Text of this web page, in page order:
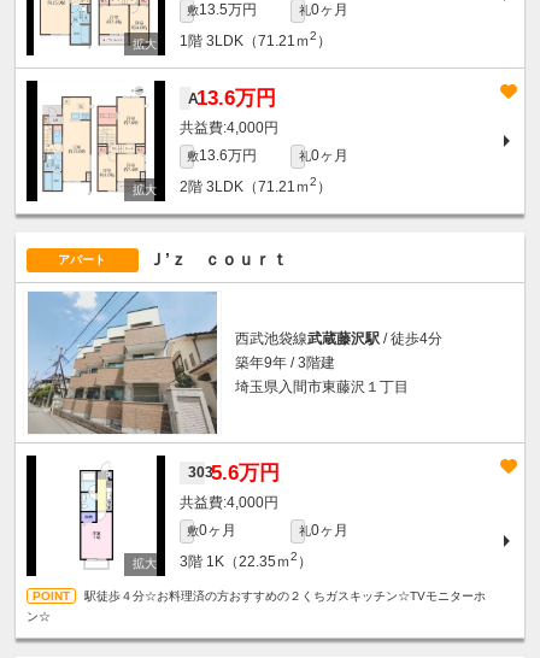
敷13.5万円 礼0ヶ月
1階 3LDK（71.21ｍ2 ）
A13.6万円
4,000円
敷13.6万円 礼0ヶ月
2階 3LDK（71.21ｍ2 ）
アパート Ｊ’ｚ ｃｏｕｒｔ
西武池袋線武蔵藤沢駅 / 徒歩4分
築年9年 / 3階建
埼玉県入間市東藤沢１丁目
3035.6万円
4,000円
敷0ヶ月 礼0ヶ月
3階 1K（22.35ｍ2 ）
駅徒歩４分☆お料理済の方おすすめの２くちガスキッチン☆TVモニターホ
ン☆